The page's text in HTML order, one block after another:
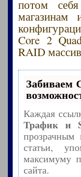
потом
магазинам
Core 2
RAID
Каждая
Трафик и
статьи,
максимуму
сайта.